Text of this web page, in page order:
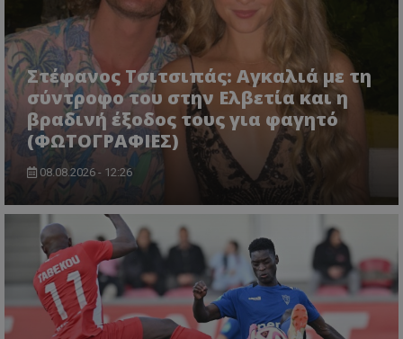
Στέφανος Τσιτσιπάς: Αγκαλιά με τη
σύντροφο του στην Ελβετία και η
βραδινή έξοδος τους για φαγητό
(ΦΩΤΟΓΡΑΦΙΕΣ)
08.08.2026 - 12:26